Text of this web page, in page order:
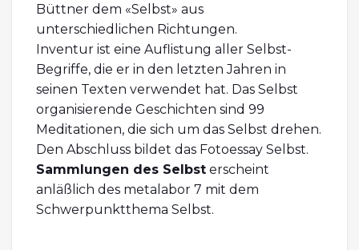
Büttner dem «Selbst» aus
unterschiedlichen Richtungen.
Inventur ist eine Auflistung aller Selbst-
Begriffe, die er in den letzten Jahren in
seinen Texten verwendet hat. Das Selbst
organisierende Geschichten sind 99
Meditationen, die sich um das Selbst drehen.
Den Abschluss bildet das Fotoessay Selbst.
Sammlungen des Selbst erscheint
anläßlich des metalabor 7 mit dem
Schwerpunktthema Selbst.